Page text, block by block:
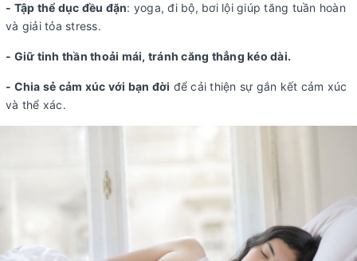
- Tập thể dục đều đặn: yoga, đi bộ, bơi lội giúp tăng tuần hoàn
và giải tỏa stress.
- Giữ tinh thần thoải mái, tránh căng thẳng kéo dài.
- Chia sẻ cảm xúc với bạn đời để cải thiện sự gắn kết cảm xúc
và thể xác.